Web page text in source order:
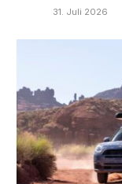
31. Juli 2026